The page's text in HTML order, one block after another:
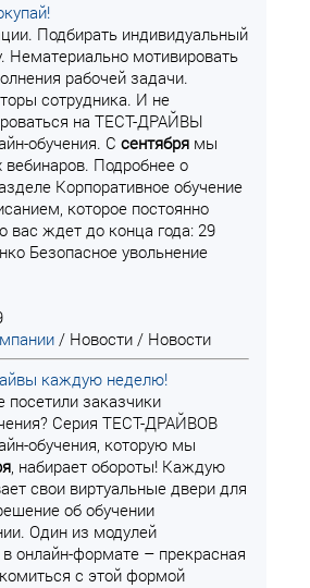
Подбирать индивидуальный
Нематериально мотивировать
рабочей задачи.
сотрудника. И не
на ТЕСТ-ДРАЙВЫ
обучения. С сентября мы
вебинаров. Подробнее о
Корпоративное обучение
которое постоянно
вас ждет до конца года: 29
Безопасное увольнение
/ Новости / Новости
каждую неделю!
заказчики
Серия ТЕСТ-ДРАЙВОВ
обучения, которую мы
, набирает обороты! Каждую
свои виртуальные двери для
об обучении
Один из модулей
в онлайн-формате – прекрасная
с этой формой